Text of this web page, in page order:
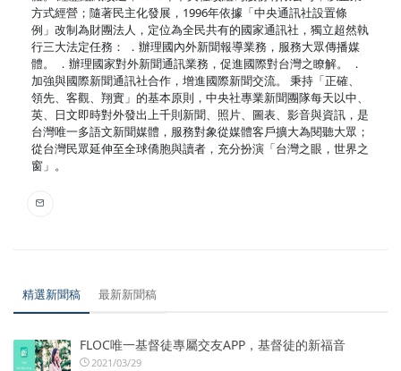
方式經營；隨著民主化發展，1996年依據「中央通訊社設置條
例」改制為財團法人，定位為全民共有的國家通訊社，獨立超然執
行三大法定任務： ．辦理國內外新聞報導業務，服務大眾傳播媒
體。 ．辦理國家對外新聞通訊業務，促進國際對台灣之瞭解。 ．
加強與國際新聞通訊社合作，增進國際新聞交流。 秉持「正確、
領先、客觀、翔實」的基本原則，中央社專業新聞團隊每天以中、
英、日文即時對外發出上千則新聞、照片、圖表、影音與資訊，是
台灣唯一多語文新聞媒體，服務對象從媒體客戶擴大為閱聽大眾；
從台灣民眾延伸至全球僑胞與讀者，充分扮演「台灣之眼，世界之
窗」。
精選新聞稿 最新新聞稿
FLOC唯一基督徒專屬交友APP，基督徒的新福音
2021/03/29